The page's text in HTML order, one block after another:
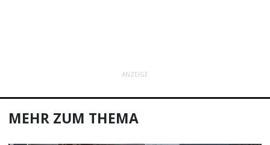
ANZEIGE
MEHR ZUM THEMA